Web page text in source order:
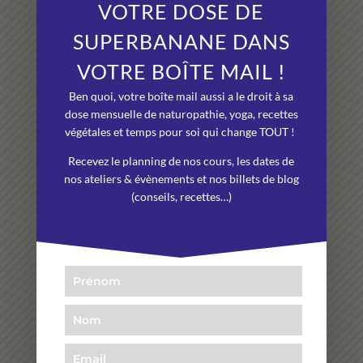
file la banane. Des ateliers, des cours, tout ça dans la
bonne humeur. Et le studio il est génial, on est dans
recommande +++++++ ! »
Sophie
★★★★★
est géniale comme prof, elle est à l’écoute. Le studio
Myriam
VOTRE DOSE DE
SUPERBANANE DANS
VOTRE BOÎTE MAIL !
Ben quoi, votre boîte mail aussi a le droit à sa
dose mensuelle de naturopathie, yoga, recettes
végétales et temps pour soi qui change TOUT !
Recevez le planning de nos cours, les dates de
nos ateliers & évènements et nos billets de blog
(conseils, recettes…)